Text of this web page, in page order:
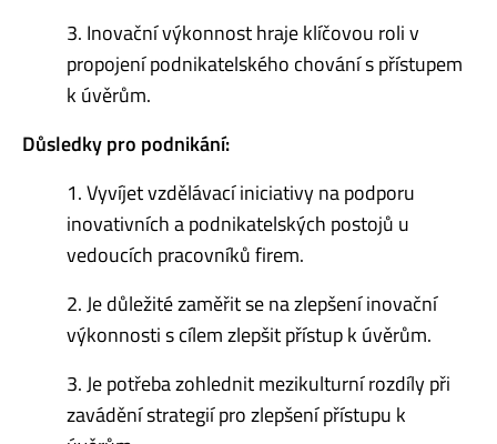
3. Inovační výkonnost hraje klíčovou roli v
propojení podnikatelského chování s přístupem
k úvěrům.
Důsledky pro podnikání:
1. Vyvíjet vzdělávací iniciativy na podporu
inovativních a podnikatelských postojů u
vedoucích pracovníků firem.
2. Je důležité zaměřit se na zlepšení inovační
výkonnosti s cílem zlepšit přístup k úvěrům.
3. Je potřeba zohlednit mezikulturní rozdíly při
zavádění strategií pro zlepšení přístupu k